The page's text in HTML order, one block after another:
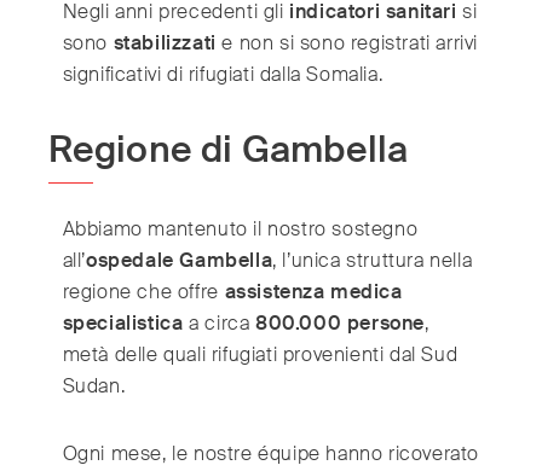
Negli anni precedenti gli indicatori sanitari si
sono stabilizzati e non si sono registrati arrivi
significativi di rifugiati dalla Somalia.
Regione di Gambella
Abbiamo mantenuto il nostro sostegno
all’ospedale Gambella, l’unica struttura nella
regione che offre assistenza medica
specialistica a circa 800.000 persone,
metà delle quali rifugiati provenienti dal Sud
Sudan.
Ogni mese, le nostre équipe hanno ricoverato